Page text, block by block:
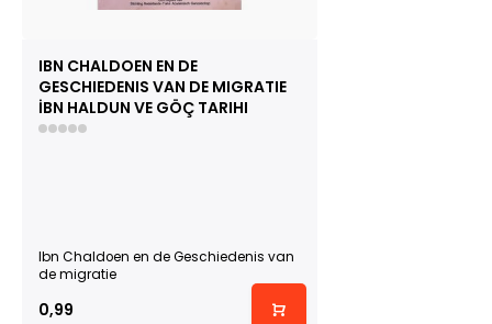
IBN CHALDOEN EN DE
GESCHIEDENIS VAN DE MIGRATIE
İBN HALDUN VE GÖÇ TARIHI
Ibn Chaldoen en de Geschiedenis van
de migratie
0,99